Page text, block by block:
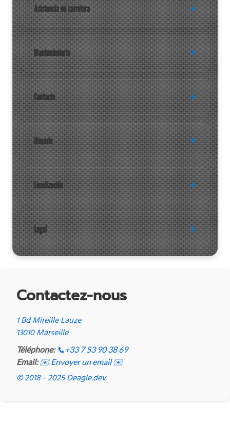
Asistencia en carretera
Mantenimiento
Contacto
Usuario
Localización
Legal
Contactez-nous
1 Bd Mireille Lauze
13010 Marseille
Téléphone: 📞 +33 7 53 90 38 69
Email: ✉️ Envoyer un email ✉️
© 2018 - 2025 Deagle.dev